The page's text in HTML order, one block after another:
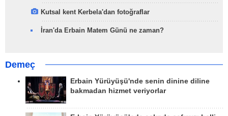
Kutsal kent Kerbela'dan fotoğraflar
İran'da Erbain Matem Günü ne zaman?
Demeç
Erbain Yürüyüşü'nde senin dinine diline
bakmadan hizmet veriyorlar